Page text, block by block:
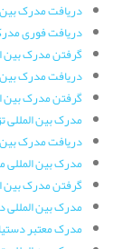
دریافت مدرک
دریافت فوری
گرفتن مدرک بین
دریافت مدرک بین
گرفتن مدرک بین
مدرک بین المللی
دریافت مدرک بین
مدرک بین
گرفتن مدرک بین
مدرک بین المللی
مدرک معتبر